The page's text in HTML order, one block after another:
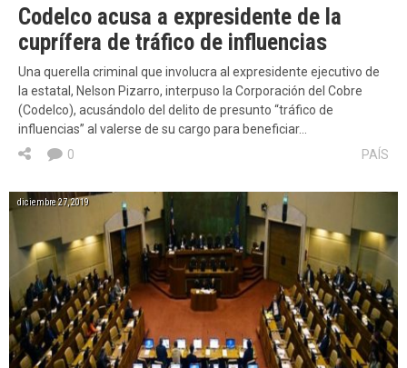
Codelco acusa a expresidente de la
cuprífera de tráfico de influencias
Una querella criminal que involucra al expresidente ejecutivo de
la estatal, Nelson Pizarro, interpuso la Corporación del Cobre
(Codelco), acusándolo del delito de presunto “tráfico de
influencias” al valerse de su cargo para beneficiar…
PAÍS
0
diciembre 27, 2019